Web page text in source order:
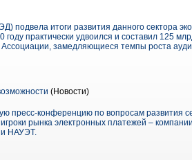
подвела итоги развития данного сектора
практически удвоился и составил 125
замедляющиеся темпы роста
(Новости)
пресс-конференцию по вопросам развития
рынка электронных платежей –
и НАУЭТ.